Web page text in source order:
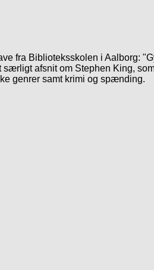
fra Biblioteksskolen i Aalborg:
afsnit om Stephen King,
genrer samt krimi og spænding.